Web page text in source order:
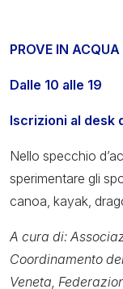
PROVE IN
Dalle 10 alle 19
Iscrizioni al desk
Nello specchio
sperimentare gli
canoa, kayak,
A cura di:
Coordinamento
Veneta,